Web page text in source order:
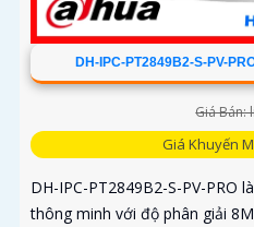
DH-IPC-PT2849B2-S-PV-
Giá Bán:
Giá Khuyến
DH-IPC-PT2849B2-S-PV-PRO
thông minh với độ phân giải